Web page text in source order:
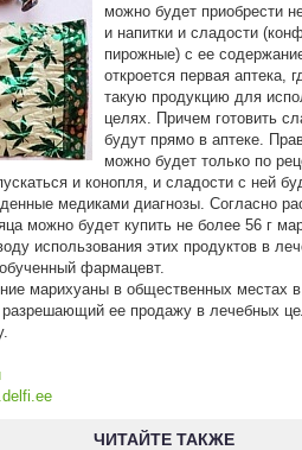
можно будет приобрести
и напитки и сладости
пирожные) с ее
откроется первая аптека,
такую продукцию для
целях. Причем готовить
будут прямо в аптеке.
можно будет только по
и конопля, и сладости с ней
медиками диагнозы. Согласно
можно будет купить не более 56 г
использования этих продуктов в
фармацевт.
марихуаны в общественных местах
ее продажу в лечебных
ЧИТАЙТЕ ТАКЖЕ